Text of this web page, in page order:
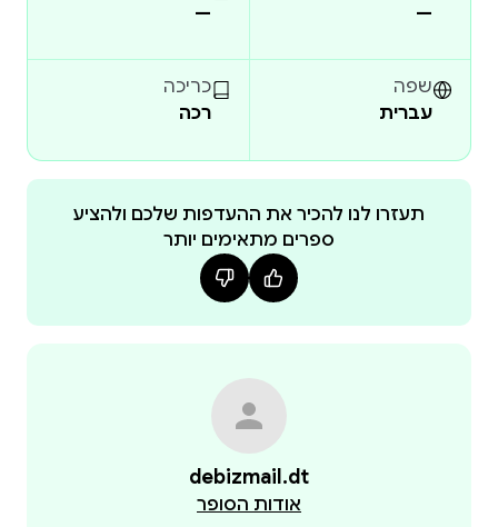
—
—
שפה
עברית
כריכה
רכה
תעזרו לנו להכיר את ההעדפות שלכם ולהציע
ספרים מתאימים יותר
debizmail.dt
אודות הסופר